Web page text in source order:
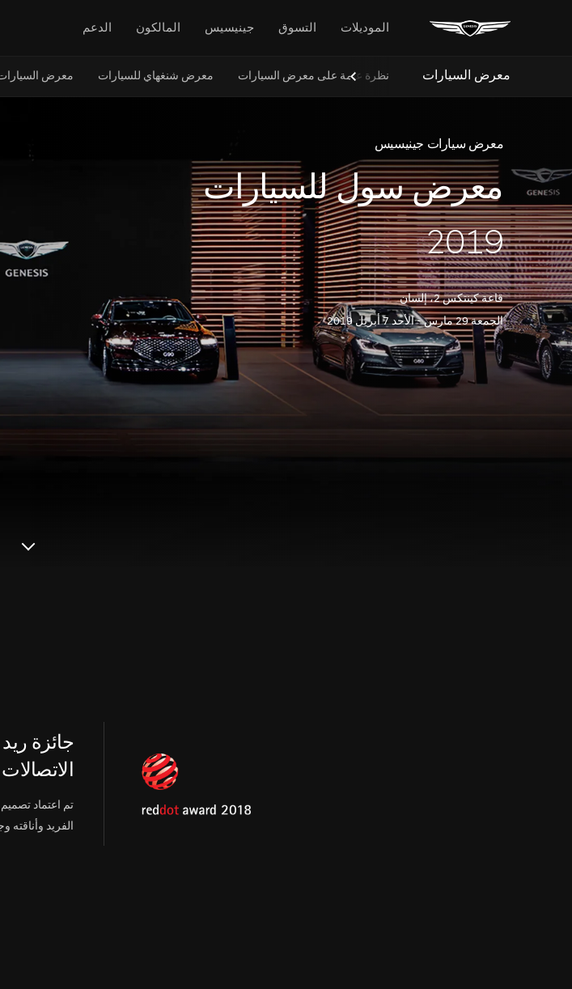
الموديلات التسوق جينيسيس المالكون الدعم
معرض السيارات نظرة عامة على معرض السيارات معرض شنغهاي للسيارات معرض
Next
معرض سيارات جينيسيس
معرض سول للسيارات
2019
قاعة كينتكس 2، إلسان
الجمعة 29 مارس - الأحد 7 أبريل 2019
التحريك
الاتصالات
تم اعتماد
الفريد وأناقته